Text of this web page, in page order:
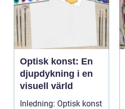
Optisk konst: En
djupdykning i en
visuell värld
Inledning: Optisk konst